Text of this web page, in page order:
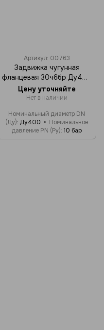
Артикул: 00763
Задвижка чугунная
фланцевая 30ч6бр Ду400
Ру10 (Украина)
Цену уточняйте
Нет в наличии
Номинальный диаметр DN
(Ду) Ду400
Номинальное
давление PN (Ру) 10 бар